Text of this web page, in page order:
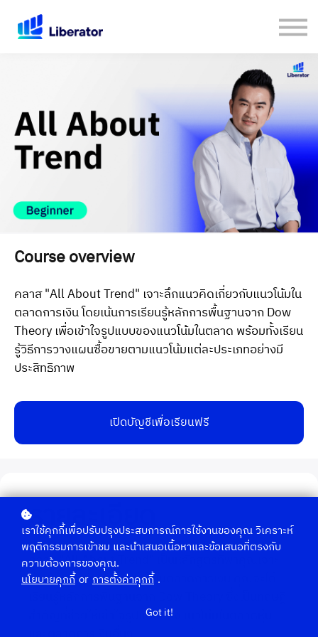
คู่มือใช้งาน Website
เปิดบัญชีกับ Liberator
Course overview
คลาส "All About Trend" เจาะลึกแนวคิดเกี่ยวกับแนวโน้มใน
ตลาดการเงิน โดยเน้นการเรียนรู้หลักการพื้นฐานจาก Dow
Theory เพื่อเข้าใจรูปแบบของแนวโน้มในตลาด พร้อมทั้งเรียน
รู้วิธีการวางแผนซื้อขายตามแนวโน้มแต่ละประเภทอย่างมี
ประสิทธิภาพ
เปิดบัญชีเพื่อเรียนฟรี
รายละเอียด
คลาส "All About Trend" เป็นหลักสูตรที่พาคุณเจาะ
ลึกแนวคิดเกี่ยวกับแนวโน้มในตลาดการเงิน คุณจะได้
สำคัญที่ช่วยให้เข้าใจรูปแบบของแนวโน้มในตลาดหุ้น
เราใช้คุกกี้เพื่อปรับปรุงประสบการณ์การใช้งานของคุณ วิเคราะห์
พฤติกรรมการเข้าชม และนำเสนอเนื้อหาและข้อเสนอที่ตรงกับ
ความต้องการของคุณ.
นโยบายคุกกี้ or การตั้งค่าคุกกี้ .
Got it!